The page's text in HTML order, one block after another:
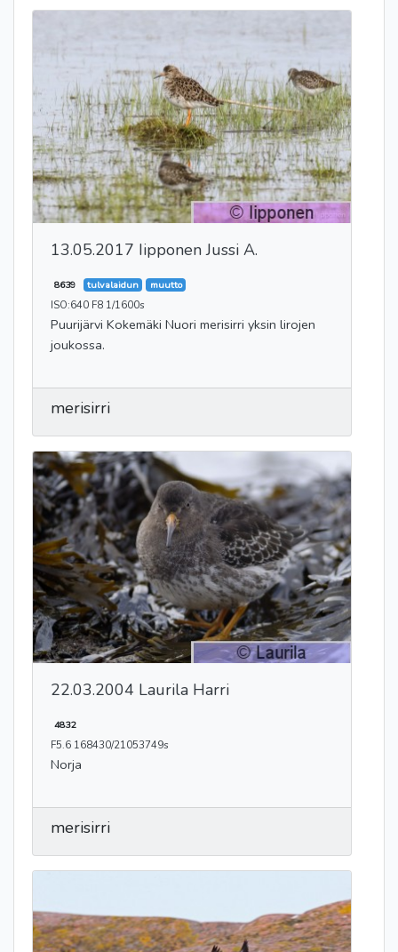
13.05.2017 Iipponen Jussi A.
8639 tulvalaidun muutto
ISO:640 F8 1/1600s
Puurijärvi Kokemäki Nuori merisirri yksin lirojen
joukossa.
merisirri
22.03.2004 Laurila Harri
4832
F5.6 168430/21053749s
Norja
merisirri